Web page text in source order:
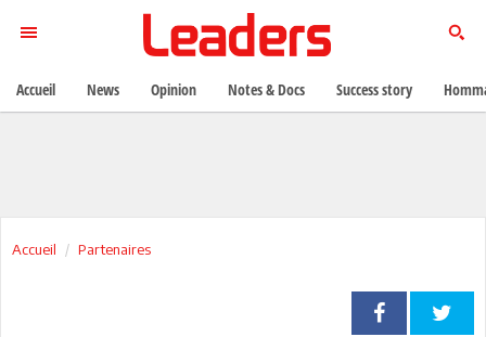
Accueil Partenaires
Accueil News Opinion Notes & Docs Success story